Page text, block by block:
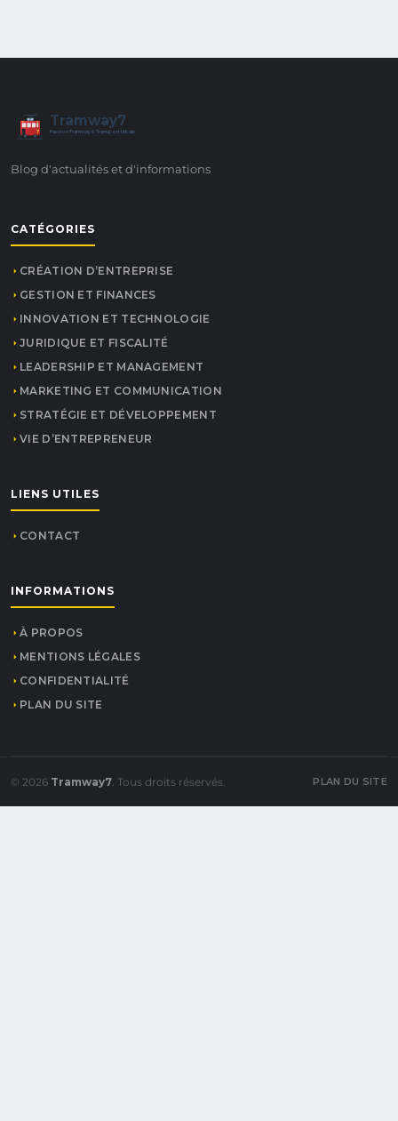
7
Tramway7
Passion Tramway & Transport Urbain
Blog d'actualités et d'informations
CATÉGORIES
CRÉATION D’ENTREPRISE
GESTION ET FINANCES
INNOVATION ET TECHNOLOGIE
JURIDIQUE ET FISCALITÉ
LEADERSHIP ET MANAGEMENT
MARKETING ET COMMUNICATION
STRATÉGIE ET DÉVELOPPEMENT
VIE D’ENTREPRENEUR
LIENS UTILES
CONTACT
INFORMATIONS
À PROPOS
MENTIONS LÉGALES
CONFIDENTIALITÉ
PLAN DU SITE
© 2026 Tramway7. Tous droits réservés. PLAN DU SITE